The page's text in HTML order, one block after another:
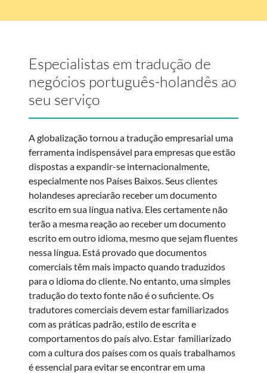
Especialistas em tradução de
negócios português-holandês ao
seu serviço
A globalização tornou a tradução empresarial uma
ferramenta indispensável para empresas que estão
dispostas a expandir-se internacionalmente,
especialmente nos Países Baixos. Seus clientes
holandeses apreciarão receber um documento
escrito em sua língua nativa. Eles certamente não
terão a mesma reação ao receber um documento
escrito em outro idioma, mesmo que sejam fluentes
nessa língua. Está provado que documentos
comerciais têm mais impacto quando traduzidos
para o idioma do cliente. No entanto, uma simples
tradução do texto fonte não é o suficiente. Os
tradutores comerciais devem estar familiarizados
com as práticas padrão, estilo de escrita e
comportamentos do país alvo. Estar familiarizado
com a cultura dos países com os quais trabalhamos
é essencial para evitar se encontrar em uma